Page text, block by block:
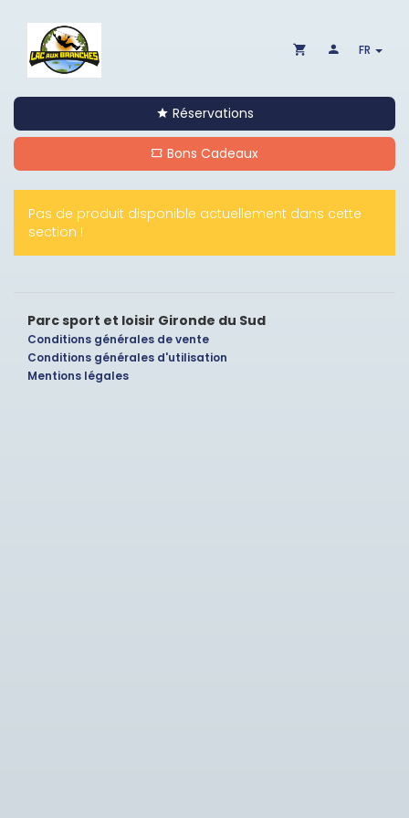
FR
Réservations
Bons Cadeaux
Pas de produit disponible actuellement dans cette
section !
Parc sport et loisir Gironde du Sud
Conditions générales de vente
Conditions générales d'utilisation
Mentions légales